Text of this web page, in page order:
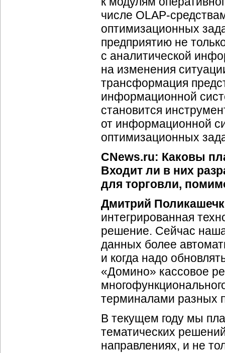
числе OLAP-
оптимизационных
предприятию не
с аналитической
на изменения
трансформация
информационной
становится
от информационной
оптимизационных
CNews.ru: Каковы
Входит ли в них
для торговли,
Дмитрий
интегрированная
решение. Сейчас
данных более
и когда надо
«Домино» кассовое
терминалами разных
В текущем году мы
тематических
направлениях, и не